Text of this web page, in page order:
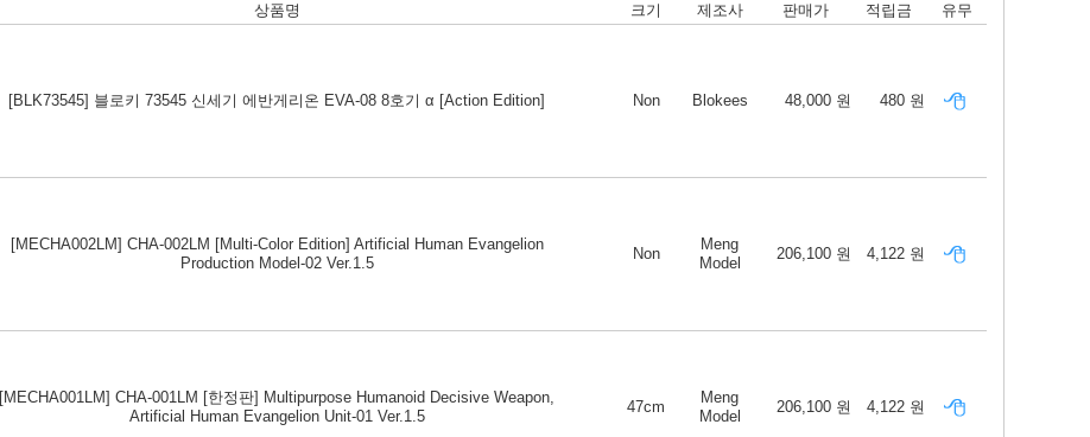
상품명 크기 제조사 판매가 적립금 유무
[BLK73545] 블로키 73545 신세기 에반게리온 EVA-08 8호기 α [Action Edition] Non Blokees 48,000 원 480 원
[MECHA002LM] CHA-002LM [Multi-Color Edition] Artificial Human Evangelion
Production Model-02 Ver.1.5
Non
Meng
Model
206,100 원 4,122 원
[MECHA001LM] CHA-001LM [한정판] Multipurpose Humanoid Decisive Weapon,
Artificial Human Evangelion Unit-01 Ver.1.5
47cm
Meng
Model
206,100 원 4,122 원